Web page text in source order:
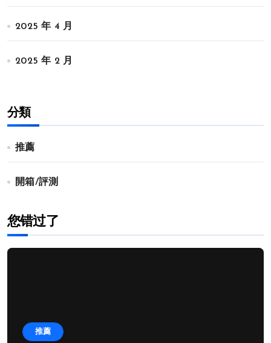
2025 年 4 月
2025 年 2 月
分類
推薦
開箱/評測
您错过了
推薦